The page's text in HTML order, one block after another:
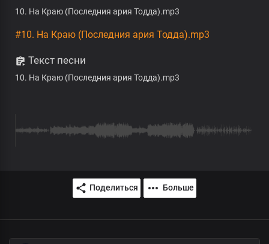
10. На Краю (Последния ария Тодда).mp3
#10. На Краю (Последния ария Тодда).mp3
Текст песни
10. На Краю (Последния ария Тодда).mp3
Поделиться Больше